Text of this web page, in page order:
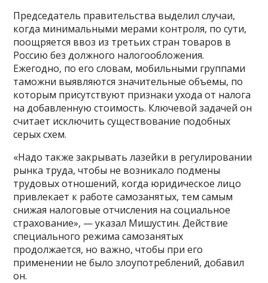
Председатель правительства выделил случаи,
когда минимальными мерами контроля, по сути,
поощряется ввоз из третьих стран товаров в
Россию без должного налогообложения.
Ежегодно, по его словам, мобильными группами
таможни выявляются значительные объемы, по
которым присутствуют признаки ухода от налога
на добавленную стоимость. Ключевой задачей он
считает исключить существование подобных
серых схем.
«Надо также закрывать лазейки в регулировании
рынка труда, чтобы не возникало подмены
трудовых отношений, когда юридическое лицо
привлекает к работе самозанятых, тем самым
снижая налоговые отчисления на социальное
страхование», — указал Мишустин. Действие
специального режима самозанятых
продолжается, но важно, чтобы при его
применении не было злоупотреблений, добавил
он.